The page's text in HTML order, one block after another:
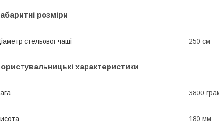
розміри
стельової чаші 250 см
характеристики
3800
180 мм